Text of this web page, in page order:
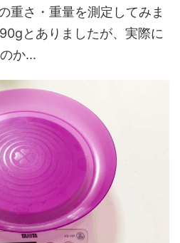
重さ・重量を測定してみま
とありましたが、実際に
か...